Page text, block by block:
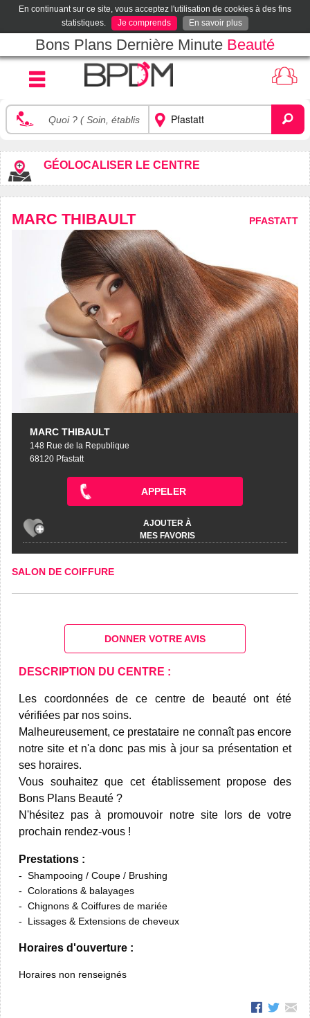
En continuant sur ce site, vous acceptez l'utilisation de cookies à des fins
statistiques.
Je comprends En savoir plus
Bons Plans Dernière Minute Beauté
GÉOLOCALISER LE CENTRE
MARC THIBAULT PFASTATT
MARC THIBAULT
148 Rue de la Republique
68120 Pfastatt
APPELER
AJOUTER À
MES FAVORIS
SALON DE COIFFURE
DONNER VOTRE AVIS
DESCRIPTION DU CENTRE :
Les coordonnées de ce centre de beauté ont été
vérifiées par nos soins.
Malheureusement, ce prestataire ne connaît pas encore
notre site et n'a donc pas mis à jour sa présentation et
ses horaires.
Vous souhaitez que cet établissement propose des
Bons Plans Beauté ?
N'hésitez pas à promouvoir notre site lors de votre
prochain rendez-vous !
Prestations :
Shampooing / Coupe / Brushing
Colorations & balayages
Chignons & Coiffures de mariée
Lissages & Extensions de cheveux
Horaires d'ouverture :
Horaires non renseignés